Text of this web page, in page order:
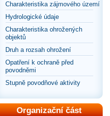
Charakteristika zájmového území
Hydrologické údaje
Charakteristika ohrožených
objektů
Druh a rozsah ohrožení
Opatření k ochraně před
povodněmi
Stupně povodňové aktivity
Organizační část